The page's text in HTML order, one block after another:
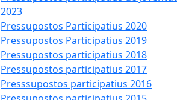
2023
Pressupostos Participatius 2020
Pressupostos Participatius 2019
Pressupostos participatius 2018
Pressupostos participatius 2017
Presssupostos participatius 2016